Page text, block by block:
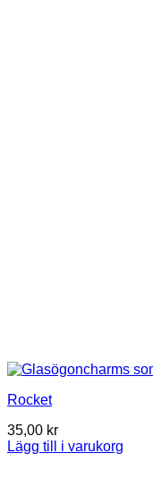
Rocket
35,00 kr
Lägg till i varukorg